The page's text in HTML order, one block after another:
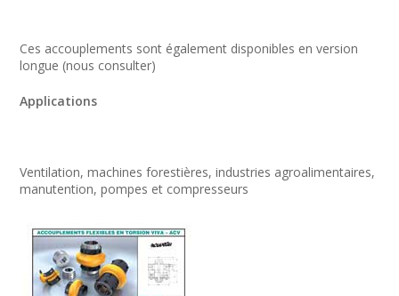
Ces accouplements sont également disponibles en version
longue (nous consulter)
Applications
Ventilation, machines forestières, industries agroalimentaires,
manutention, pompes et compresseurs